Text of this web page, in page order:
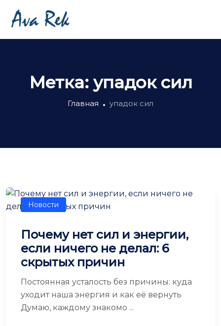
Метка: упадок сил
Главная упадок сил
Новости
Почему нет сил и энергии,
если ничего не делал: 6
скрытых причин
Постоянная усталость без причины: куда
уходит наша энергия и как её вернуть
Думаю, каждому знакомо ...